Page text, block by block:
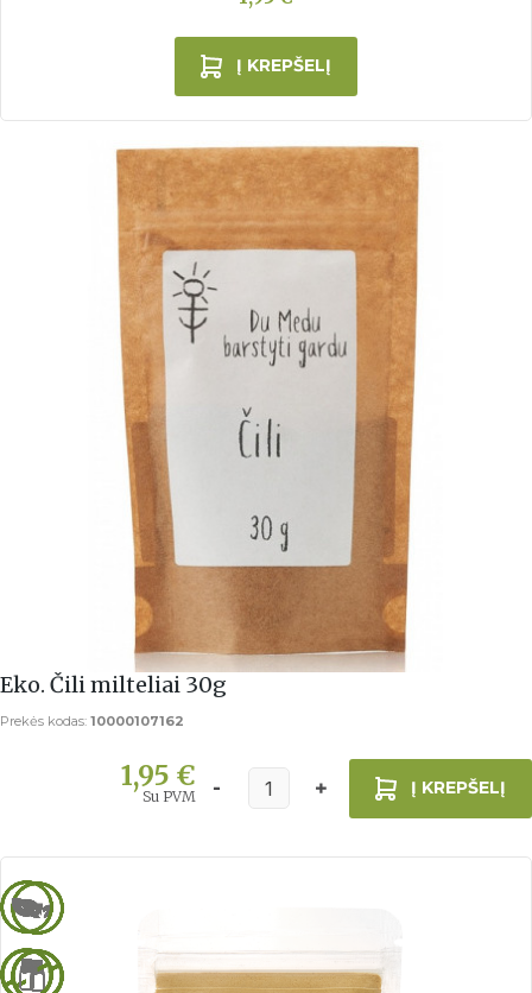
Į KREPŠELĮ
Eko. Čili milteliai 30g
Prekės kodas: 10000107162
1,95 €
Su PVM Į KREPŠELĮ